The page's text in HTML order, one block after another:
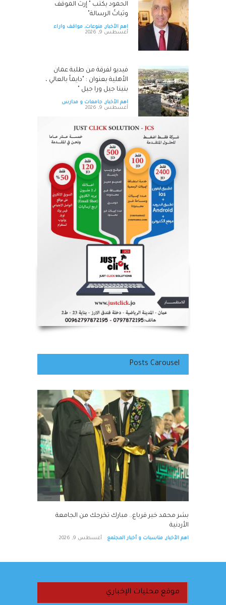
الحمود يكتب " إرثُ الموقف
وثباتُ الرسالة"
اهم الأخبار, منوعات, مواقف واراء
أغسطس 9, 2026
فيديو لفرقة من طلبة عمان
الأهلية بعنوان : "دايماً بالعالي ،
بنينا جيل ورا جيل "
اهم الأخبار, جامعات و مدارس
أغسطس 9, 2026
سامسونج وSpotify تتعاونان
لإتاحة تجربة Spotify Premium
على المزيد من الأجهزة
اقتصاد,اهم الأخبار أغسطس 9, 2026
بشر محمد خير قرباع.. مبارك
تخرجك من الجامعة الأردنية
مناسبات و أخبار المجتمع
أغسطس 9, 2026
Posts Carousel
بشر محمد خير قرباع.. مبارك تخرجك من الجامعة
الأردنية
اهم الأخبار, مناسبات و أخبار المجتمع أغسطس 9, 2026
موقع محليات الإخباري